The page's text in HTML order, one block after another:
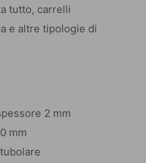
tutto, carrelli
e altre tipologie di
2 mm
mm